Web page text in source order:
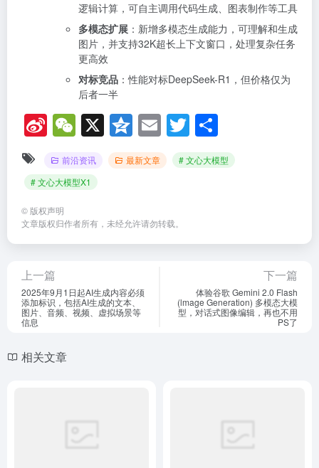
逻辑计算，可自主调用代码生成、图表制作等工具
多模态扩展 ：新增多模态生成能力，可理解和生成
图片，并支持32K超长上下文窗口，处理复杂任务
更高效
对标竞品 ：性能对标DeepSeek-R1，但价格仅为
后者一半
Si
n
a
W
ei
b
o
W
e
C
h
at
X Q
z
o
e
E
m
ail
T
wi
tt
享
前沿资讯 最新文章
# 文心大模型
# 文心大模型X1
© 版权声明
文章版权归作者所有，未经允许请勿转载。
上一篇
2025年9月1日起AI生成内容必须
添加标识，包括AI生成的文本、
图片、音频、视频、虚拟场景等
信息
下一篇
体验谷歌 Gemini 2.0 Flash
(lmage Generation) 多模态大模
型，对话式图像编辑，再也不用
PS了
相关文章